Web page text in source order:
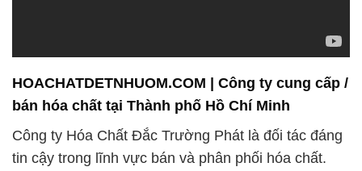
HOACHATDETNHUOM.COM | Công ty cung cấp /
bán hóa chất tại Thành phố Hồ Chí Minh
Công ty Hóa Chất Đắc Trường Phát là đối tác đáng
tin cậy trong lĩnh vực bán và phân phối hóa chất.